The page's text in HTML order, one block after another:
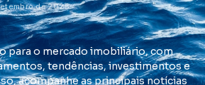
de 2025
para o mercado imobiliário, com
tendências, investimentos e
acompanhe as principais notícias